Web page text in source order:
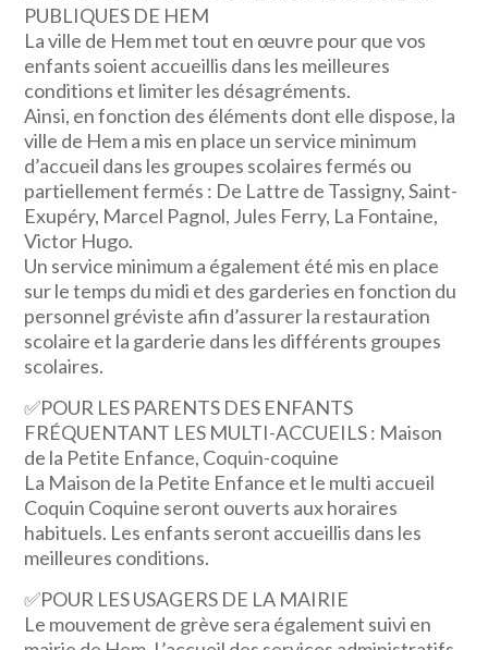
PUBLIQUES DE HEM
La ville de Hem met tout en œuvre pour que vos
enfants soient accueillis dans les meilleures
conditions et limiter les désagréments.
Ainsi, en fonction des éléments dont elle dispose, la
ville de Hem a mis en place un service minimum
d’accueil dans les groupes scolaires fermés ou
partiellement fermés : De Lattre de Tassigny, Saint-
Exupéry, Marcel Pagnol, Jules Ferry, La Fontaine,
Victor Hugo.
Un service minimum a également été mis en place
sur le temps du midi et des garderies en fonction du
personnel gréviste afin d’assurer la restauration
scolaire et la garderie dans les différents groupes
scolaires.
✅POUR LES PARENTS DES ENFANTS
FRÉQUENTANT LES MULTI-ACCUEILS : Maison
de la Petite Enfance, Coquin-coquine
La Maison de la Petite Enfance et le multi accueil
Coquin Coquine seront ouverts aux horaires
habituels. Les enfants seront accueillis dans les
meilleures conditions.
✅POUR LES USAGERS DE LA MAIRIE
Le mouvement de grève sera également suivi en